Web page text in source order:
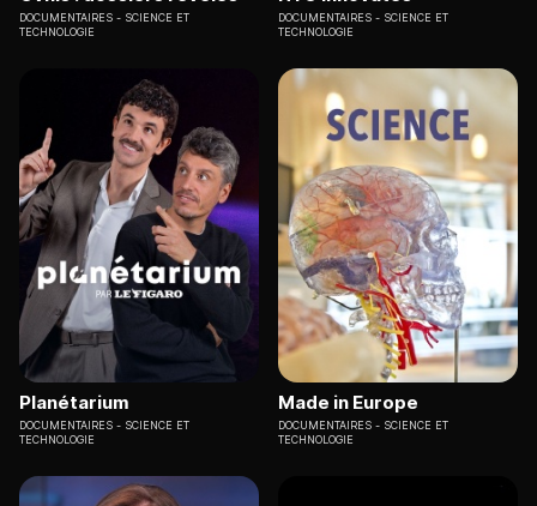
DOCUMENTAIRES
SCIENCE ET
TECHNOLOGIE
DOCUMENTAIRES
SCIENCE ET
TECHNOLOGIE
Planétarium
DOCUMENTAIRES
SCIENCE ET
TECHNOLOGIE
Made in Europe
DOCUMENTAIRES
SCIENCE ET
TECHNOLOGIE